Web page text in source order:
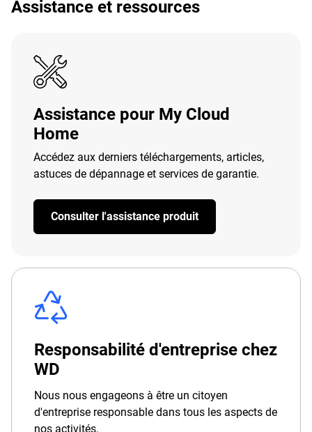
Assistance et ressources
Assistance pour My Cloud
Home
Accédez aux derniers téléchargements, articles,
astuces de dépannage et services de garantie.
Consulter l'assistance produit
Responsabilité d'entreprise chez
WD
Nous nous engageons à être un citoyen
d'entreprise responsable dans tous les aspects de
nos activités.